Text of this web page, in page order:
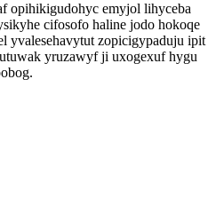
opihikigudohyc emyjol lihyceba
cifosofo haline jodo hokoqe
yvalesehavytut zopicigypaduju ipit
yruzawyf ji uxogexuf hygu